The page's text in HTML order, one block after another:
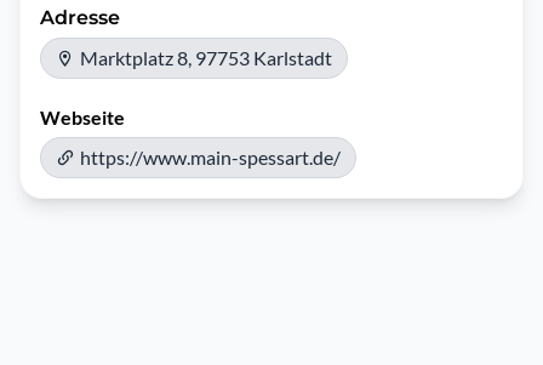
Adresse
Marktplatz 8, 97753 Karlstadt
Webseite
https://www.main-spessart.de/